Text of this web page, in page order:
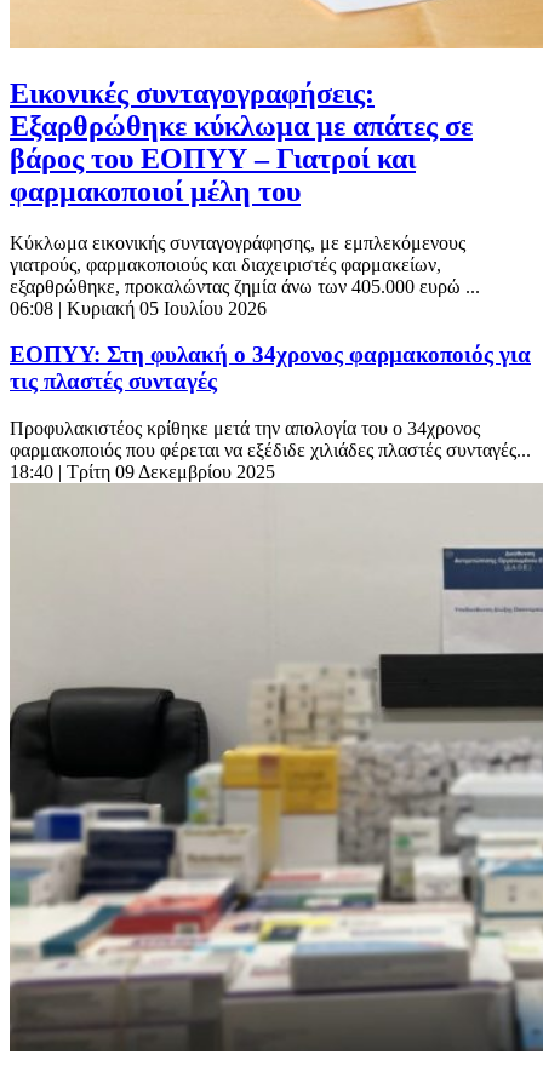
Εικονικές συνταγογραφήσεις:
Εξαρθρώθηκε κύκλωμα με απάτες σε
βάρος του ΕΟΠΥΥ – Γιατροί και
φαρμακοποιοί μέλη του
Κύκλωμα εικονικής συνταγογράφησης, με εμπλεκόμενους
γιατρούς, φαρμακοποιούς και διαχειριστές φαρμακείων,
εξαρθρώθηκε, προκαλώντας ζημία άνω των 405.000 ευρώ ...
06:08 | Κυριακή 05 Ιουλίου 2026
ΕΟΠΥΥ: Στη φυλακή ο 34χρονος φαρμακοποιός για
τις πλαστές συνταγές
Προφυλακιστέος κρίθηκε μετά την απολογία του ο 34χρονος
φαρμακοποιός που φέρεται να εξέδιδε χιλιάδες πλαστές συνταγές...
18:40 | Τρίτη 09 Δεκεμβρίου 2025